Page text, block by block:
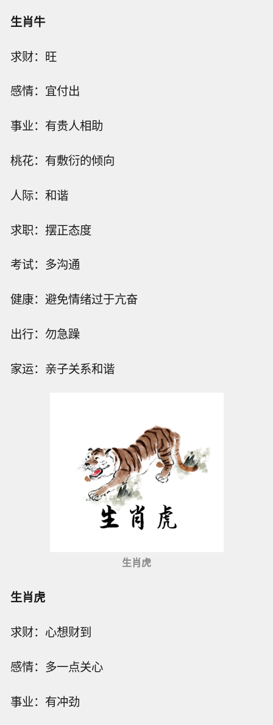
生肖牛
求财：旺
感情：宜付出
事业：有贵人相助
桃花：有敷衍的倾向
人际：和谐
求职：摆正态度
考试：多沟通
健康：避免情绪过于亢奋
出行：勿急躁
家运：亲子关系和谐
生肖虎
生肖虎
求财：心想财到
感情：多一点关心
事业：有冲劲